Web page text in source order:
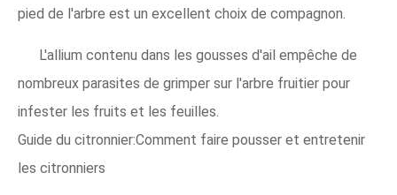
pied de l'arbre est un excellent choix de compagnon.
L'allium contenu dans les gousses d'ail empêche de
nombreux parasites de grimper sur l'arbre fruitier pour
infester les fruits et les feuilles.
Guide du citronnier:Comment faire pousser et entretenir
les citronniers